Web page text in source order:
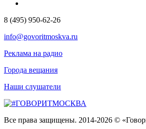
8 (495) 950-62-26
info@govoritmoskva.ru
Реклама на радио
Города вещания
Наши слушатели
Все права защищены. 2014-2026 ©